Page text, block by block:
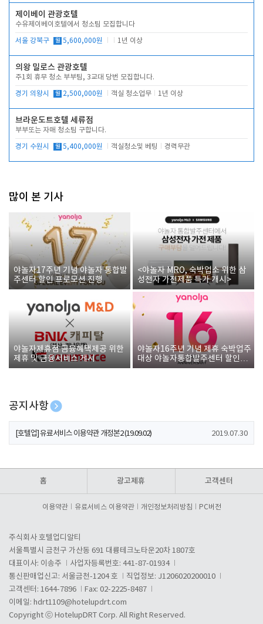
제이베이 관광호텔
수유제이베이호텔에서 청소팀 모집합니다
서울 강북구 월 5,600,000원 1년 이상
의왕 밀로스 관광호텔
주1회 휴무 청소 부부팀, 3교대 당번 모집합니다.
경기 의왕시 월 2,500,000원 객실 청소업무 1년 이상
브라운도트호텔 세류점
부부또는 자매 청소팀 구합니다.
경기 수원시 월 5,400,000원 객실청소및 베팅 경력무관
많이 본 기사
야놀자17주년 기념 야놀자 통합발
주센터 할인 프로모션 진행
<야놀자 MRO, 숙박업소 위한 삼
성전자 가전제품 특가 개시>
야놀자제휴점 금융혜택제공 위한
제휴 및 금융서비스 게시
야놀자16주년 기념 제휴 숙박업주
대상 야놀자통합발주센터 할인쿠
폰 증정
공지사항
[호텔업] 개인정보 처리방침 개정본1 (19.09.02)
[호텔업] 유료서비스 이용약관 개정본2 (19.09.02) 2019.07.30
홈 광고제휴 고객센터
이용약관 유료서비스 이용약관 개인정보처리방침 PC버전
주식회사 호텔업디알티
서울특별시 금천구 가산동 691 대륭테크노타운20차 1807호
대표이사: 이송주
사업자등록번호: 441-87-01934
통신판매업신고: 서울금천-1204 호
직업정보: J1206020200010
고객센터: 1644-7896
Fax: 02-2225-8487
이메일: hdrt1109@hotelupdrt.com
Copyright ⓒ HotelupDRT Corp. All Right Reserved.